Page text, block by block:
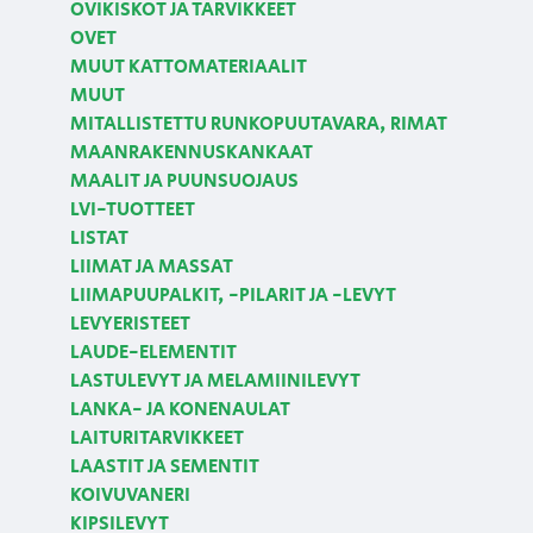
OVIKISKOT JA TARVIKKEET
OVET
MUUT KATTOMATERIAALIT
MUUT
MITALLISTETTU RUNKOPUUTAVARA, RIMAT
MAANRAKENNUSKANKAAT
MAALIT JA PUUNSUOJAUS
LVI-TUOTTEET
LISTAT
LIIMAT JA MASSAT
LIIMAPUUPALKIT, -PILARIT JA -LEVYT
LEVYERISTEET
LAUDE-ELEMENTIT
LASTULEVYT JA MELAMIINILEVYT
LANKA- JA KONENAULAT
LAITURITARVIKKEET
LAASTIT JA SEMENTIT
KOIVUVANERI
KIPSILEVYT